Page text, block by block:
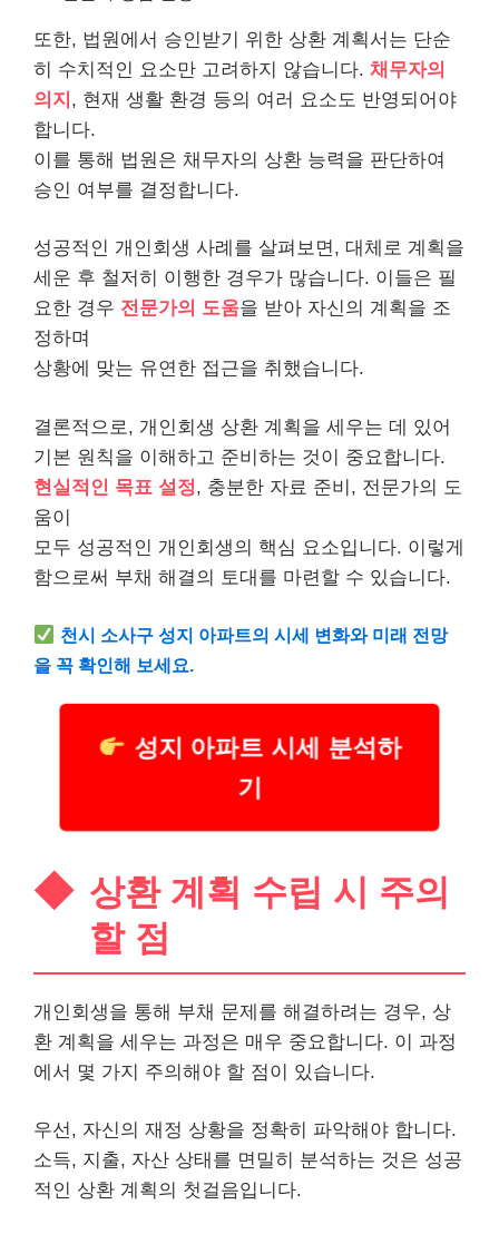
또한, 법원에서 승인받기 위한 상환 계획서는 단순
히 수치적인 요소만 고려하지 않습니다. 채무자의
의지 , 현재 생활 환경 등의 여러 요소도 반영되어야
합니다.
이를 통해 법원은 채무자의 상환 능력을 판단하여
승인 여부를 결정합니다.
성공적인 개인회생 사례를 살펴보면, 대체로 계획을
세운 후 철저히 이행한 경우가 많습니다. 이들은 필
요한 경우 전문가의 도움을 받아 자신의 계획을 조
정하며
상황에 맞는 유연한 접근을 취했습니다.
결론적으로, 개인회생 상환 계획을 세우는 데 있어
기본 원칙을 이해하고 준비하는 것이 중요합니다.
현실적인 목표 설정, 충분한 자료 준비, 전문가의 도
움이
모두 성공적인 개인회생의 핵심 요소입니다. 이렇게
함으로써 부채 해결의 토대를 마련할 수 있습니다.
천시 소사구 성지 아파트의 시세 변화와 미래 전망
을 꼭 확인해 보세요.
성지 아파트 시세 분석하
기
상환 계획 수립 시 주의
할 점
개인회생을 통해 부채 문제를 해결하려는 경우, 상
환 계획을 세우는 과정은 매우 중요합니다. 이 과정
에서 몇 가지 주의해야 할 점이 있습니다.
우선, 자신의 재정 상황을 정확히 파악해야 합니다.
소득, 지출, 자산 상태를 면밀히 분석하는 것은 성공
적인 상환 계획의 첫걸음입니다.